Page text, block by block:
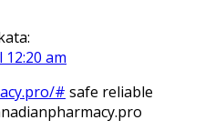
am
# safe reliable